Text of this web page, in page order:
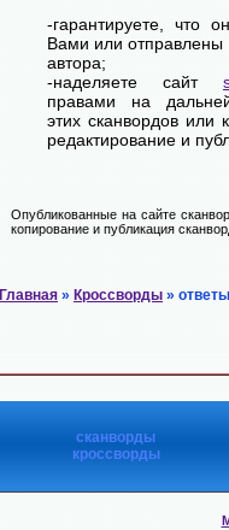
-гарантируете, что
Вами или отправлены
автора;
-наделяете сайт
правами на
этих сканвордов или
редактирование и
Опубликованные на сайте
копирование и публикация
Главная » Кроссворды »
сканворды
кроссворды